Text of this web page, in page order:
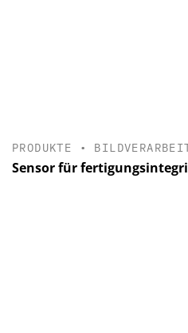
PRODUKTE •
Sensor für